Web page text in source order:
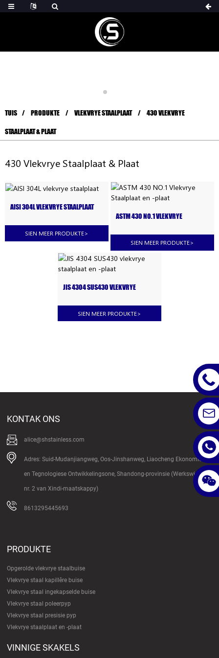
TUIS PRODUKTE VLEKVRYE STAALPLAAT 430 VLEKVRYE
STAALPLAAT & PLAAT
430 Vlekvrye Staalplaat & Plaat
AISI 304L VLEKVRYE STAALPLAAT
SIEN MEER PRODUKTE>
ASTM 430 NO.1 VLEKVRYE
SIEN MEER PRODUKTE>
JIS 4304 SUS430 VLEKVRYE
SIEN MEER PRODUKTE>
KONTAK ONS
alice@shstainless.com
Adres: Suid-Mudanjiangweg, Oos-Jinshanweg, Liaocheng Ekonomiese
en Tegnologiese Ontwikkelingsone, Shandong-provinsie (Werkswinkel
nr. 2 van Xindi-maatskappy)
8613295445693
PRODUKTE
Opgerolde vlekvrye staalbuise
Vlekvrye staal kapillêre buise
Vlekvrye staal ingekapselde buise
Vlekvrye staal poleerpyp
Vlekvrye staal presisie pyp
Vlekvrye staalplaat en -plaat
VINNIGE SKAKELS